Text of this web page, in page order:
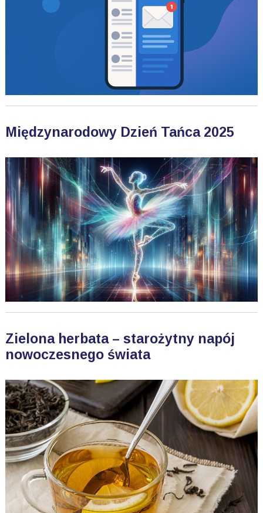
Międzynarodowy Dzień Tańca 2025
Zielona herbata – starożytny napój
nowoczesnego świata